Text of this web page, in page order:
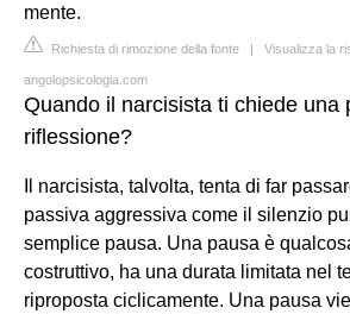
mente.
Richiesta di rimozione della fonte | Visualizza la
angolopsicologia.com
Quando il narcisista ti chiede una
riflessione?
Il narcisista, talvolta, tenta di far
passiva aggressiva come il silenzio
semplice pausa. Una pausa è
costruttivo, ha una durata limitata nel
riproposta ciclicamente. Una pausa